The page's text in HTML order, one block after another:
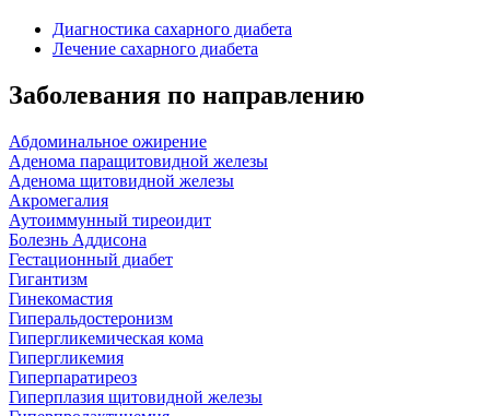
Диагностика сахарного диабета
Лечение сахарного диабета
Заболевания по направлению
Абдоминальное ожирение
Аденома паращитовидной железы
Аденома щитовидной железы
Акромегалия
Аутоиммунный тиреоидит
Болезнь Аддисона
Гестационный диабет
Гигантизм
Гинекомастия
Гиперальдостеронизм
Гипергликемическая кома
Гипергликемия
Гиперпаратиреоз
Гиперплазия щитовидной железы